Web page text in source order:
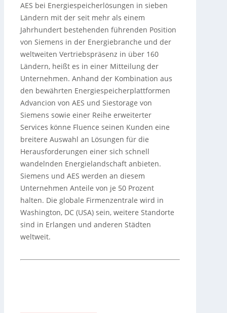
AES bei Energiespeicherlösungen in sieben
Ländern mit der seit mehr als einem
Jahrhundert bestehenden führenden Position
von Siemens in der Energiebranche und der
weltweiten Vertriebspräsenz in über 160
Ländern, heißt es in einer Mitteilung der
Unternehmen. Anhand der Kombination aus
den bewährten Energiespeicherplattformen
Advancion von AES und Siestorage von
Siemens sowie einer Reihe erweiterter
Services könne Fluence seinen Kunden eine
breitere Auswahl an Lösungen für die
Herausforderungen einer sich schnell
wandelnden Energielandschaft anbieten.
Siemens und AES werden an diesem
Unternehmen Anteile von je 50 Prozent
halten. Die globale Firmenzentrale wird in
Washington, DC (USA) sein, weitere Standorte
sind in Erlangen und anderen Städten
weltweit.